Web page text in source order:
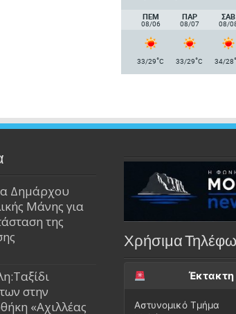
ΠΈΜ
08/06
ΠΑΡ
08/07
ΣΑΒ
08/
33/29°C 33/29°C 34/28°
Δημάρχου
Μάνης για
της
στην
«Αχιλλέας
Χρήσιμα
Αστυνομικό Τμήμα